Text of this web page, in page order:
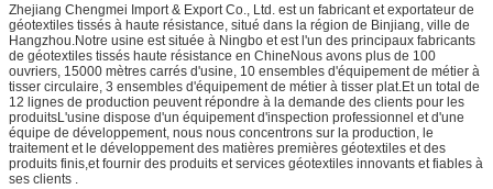
Zhejiang Chengmei Import & Export Co., Ltd. est un fabricant et exportateur de
géotextiles tissés à haute résistance, situé dans la région de Binjiang, ville de
Hangzhou.Notre usine est située à Ningbo et est l'un des principaux fabricants
de géotextiles tissés haute résistance en ChineNous avons plus de 100
ouvriers, 15000 mètres carrés d'usine, 10 ensembles d'équipement de métier à
tisser circulaire, 3 ensembles d'équipement de métier à tisser plat.Et un total de
12 lignes de production peuvent répondre à la demande des clients pour les
produitsL'usine dispose d'un équipement d'inspection professionnel et d'une
équipe de développement, nous nous concentrons sur la production, le
traitement et le développement des matières premières géotextiles et des
produits finis,et fournir des produits et services géotextiles innovants et fiables à
ses clients .